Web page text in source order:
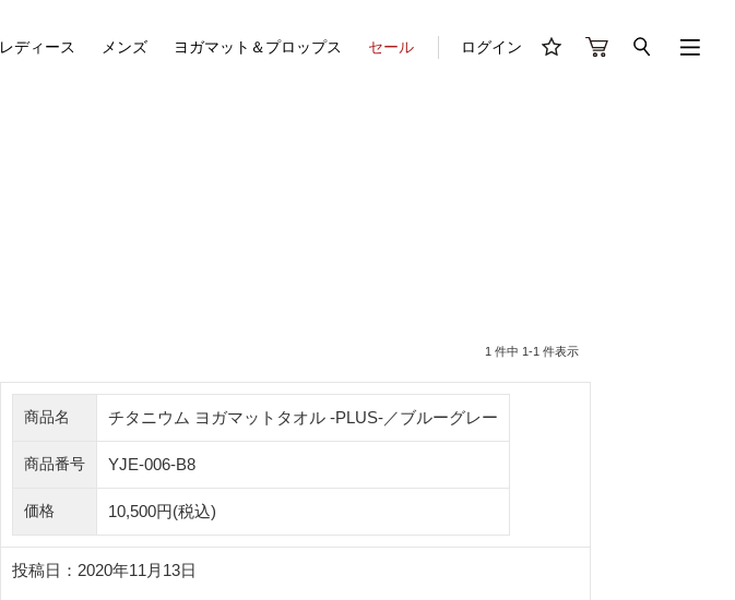
レディース メンズ ヨガマット＆プロップス セール ログイン
1 件中 1-1 件表示
商品名 チタニウム ヨガマットタオル -PLUS-／ブルーグレー
商品番号 YJE-006-B8
価格 10,500円(税込)
投稿日：2020年11月13日